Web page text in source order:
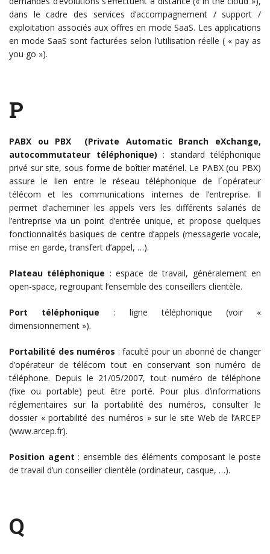
dans le cadre des services d’accompagnement / support /
exploitation associés aux offres en mode SaaS. Les applications
en mode SaaS sont facturées selon l’utilisation réelle ( « pay as
you go »).
P
PABX ou PBX (Private Automatic Branch eXchange,
autocommutateur téléphonique) : standard téléphonique
privé sur site, sous forme de boîtier matériel. Le PABX (ou PBX)
assure le lien entre le réseau téléphonique de l´opérateur
télécom et les communications internes de l’entreprise. Il
permet d’acheminer les appels vers les différents salariés de
l’entreprise via un point d’entrée unique, et propose quelques
fonctionnalités basiques de centre d’appels (messagerie vocale,
mise en garde, transfert d’appel, …).
Plateau téléphonique : espace de travail, généralement en
open-space, regroupant l’ensemble des conseillers clientèle.
Port téléphonique : ligne téléphonique (voir «
dimensionnement »).
Portabilité des numéros : faculté pour un abonné de changer
d’opérateur de télécom tout en conservant son numéro de
téléphone. Depuis le 21/05/2007, tout numéro de téléphone
(fixe ou portable) peut être porté. Pour plus d’informations
réglementaires sur la portabilité des numéros, consulter le
dossier « portabilité des numéros » sur le site Web de l’ARCEP
(www.arcep.fr).
Position agent : ensemble des éléments composant le poste
de travail d’un conseiller clientèle (ordinateur, casque, …).
Q